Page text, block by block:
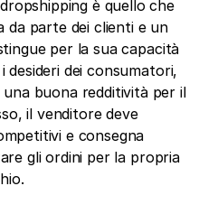
è quello che
da parte dei clienti e un
per la sua capacità
desideri dei consumatori,
buona redditività per il
il venditore deve
e consegna
gli ordini per la propria